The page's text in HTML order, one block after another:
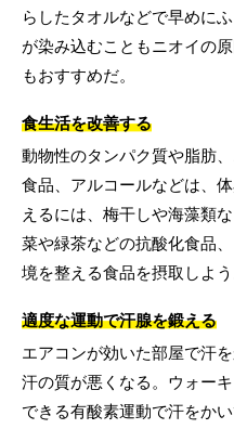
らしたタオルなどで早めに
が染み込むこともニオイの
もおすすめだ。
食生活を改善する
動物性のタンパク質や脂肪
食品、アルコールなどは、
えるには、梅干しや海藻類
菜や緑茶などの抗酸化食品
境を整える食品を摂取しよう
適度な運動で汗腺を鍛える
エアコンが効いた部屋で汗
汗の質が悪くなる。ウォー
できる有酸素運動で汗をか